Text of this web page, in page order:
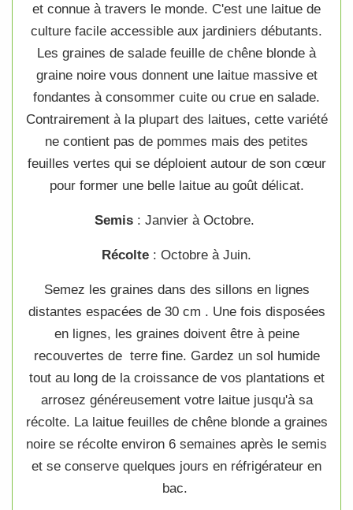
et connue à travers le monde. C'est une laitue de
culture facile accessible aux jardiniers débutants.
Les graines de salade feuille de chêne blonde à
graine noirevous donnent une laituemassive et
fondantes à consommer cuite ou crue en salade.
Contrairement à la plupart des laitues, cette variété
ne contient pas de pommes mais des petites
feuilles vertes qui se déploient autour de son cœur
pour former une belle laitueau goût délicat.
Semis : Janvier à Octobre.
Récolte : Octobre à Juin.
Semez les graines dans des sillons en lignes
distantes espacées de 30 cm . Une fois disposées
en lignes, les graines doivent être à peine
recouvertes de terre fine. Gardez un sol humide
tout au long de la croissance de vos plantations et
arrosez généreusement votre laituejusqu'à sa
récolte. La laitue feuilles de chêne blonde a graines
noire se récolte environ 6 semaines après le semis
et se conserve quelques jours en réfrigérateur en
bac.